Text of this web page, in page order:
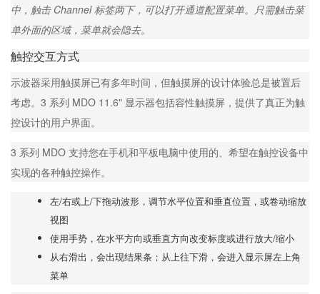
中，触击 Channel 标签两下，可以打开通道配置菜单。只需触击菜
单外面的区域，菜单就会隐去。
触控交互方式
示波器采用触摸屏已有多年时间，但触摸屏的设计体验总是被置后
考虑。3 系列 MDO 11.6" 显示器包括容性触摸屏，提供了真正为触
控设计的用户界面。
3 系列 MDO 支持您在手机和平板电脑中使用的、希望在触控设备中
实现的各种触控操作。
左/右或上/下拖动波形，调节水平位置和垂直位置，或卷动缩放
视图
使用手势，在水平方向或垂直方向改变标度或进行放大/缩小
从右滑出，会出现结果条；从上往下滑，会进入显示屏左上角
菜单